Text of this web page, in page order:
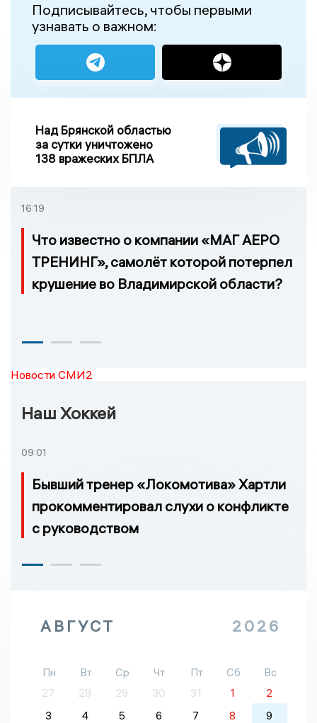
Подписывайтесь, чтобы первыми
узнавать о важном:
Над Брянской областью
за сутки уничтожено
138 вражеских БПЛА
16:19
Что известно о компании «МАГ АЕРО
ТРЕНИНГ», самолёт которой потерпел
крушение во Владимирской области?
Новости СМИ2
Наш Хоккей
09:01
Бывший тренер «Локомотива» Хартли
прокомментировал слухи о конфликте
с руководством
АВГУСТ 2026
Пн Вт Ср Чт Пт Сб
Вс
27
28 29 30 31 1
2
3
4 5 6 7 8 9